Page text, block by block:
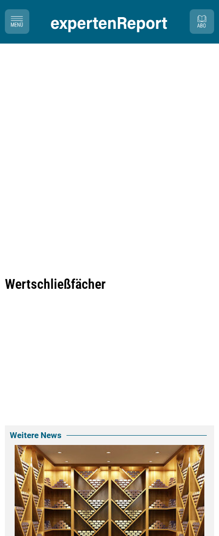
Wertschließfächer
Weitere News